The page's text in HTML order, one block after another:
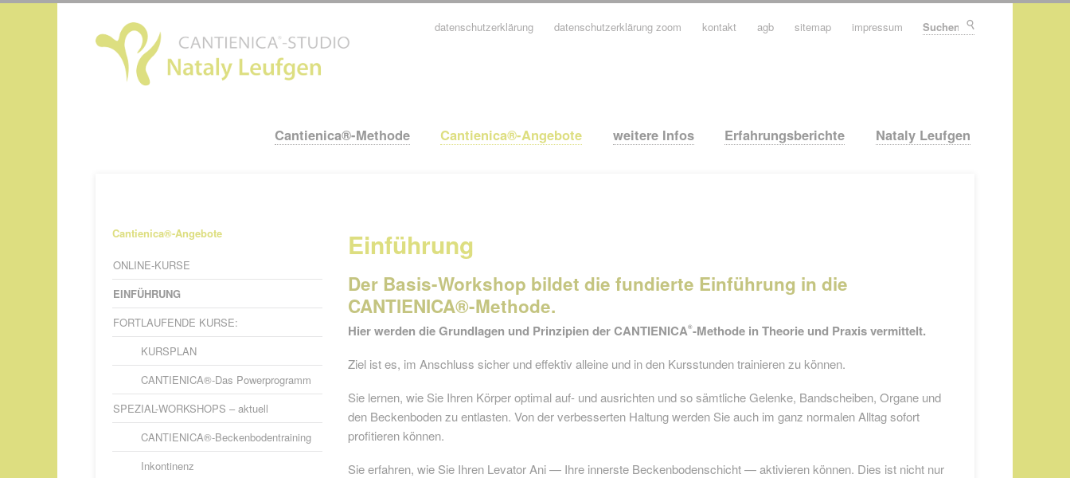
Navigation
Cantienica®-Methode Cantienica®-Angebote weitere Infos Erfahrungsberichte Nataly Leufgen
überspringen
datenschutzerklärung datenschutzerklärung zoom kontakt agb sitemap impressum
Einführung
Der Basis-Workshop bildet die fundierte Einführung in die
CANTIENICA®-Methode.
Hier werden die Grundlagen und Prinzipien der CANTIENICA®-Methode in Theorie und Praxis vermittelt.
Ziel ist es, im Anschluss sicher und effektiv alleine und in den Kursstunden trainieren zu können.
Sie lernen, wie Sie Ihren Körper optimal auf- und ausrichten und so sämtliche Gelenke, Bandscheiben, Organe und
den Beckenboden zu entlasten. Von der verbesserten Haltung werden Sie auch im ganz normalen Alltag sofort
profitieren können.
Sie erfahren, wie Sie Ihren Levator Ani — Ihre innerste Beckenbodenschicht — aktivieren können. Dies ist nicht nur
Navigation
Cantienica®-Angebote
ONLINE-KURSE
EINFÜHRUNG
FORTLAUFENDE KURSE:
KURSPLAN
CANTIENICA®-Das Powerprogramm
SPEZIAL-WORKSHOPS – aktuell
CANTIENICA®-Beckenbodentraining
Inkontinenz